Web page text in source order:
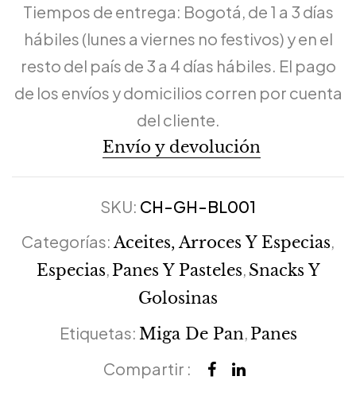
Tiempos de entrega: Bogotá, de 1 a 3 días
hábiles (lunes a viernes no festivos) y en el
resto del país de 3 a 4 días hábiles. El pago
de los envíos y domicilios corren por cuenta
del cliente.
Envío y devolución
SKU: CH-GH-BL001
Categorías: Aceites, Arroces Y Especias
Especias Panes Y Pasteles Snacks Y
Golosinas
Etiquetas: Miga De Pan Panes
Compartir :